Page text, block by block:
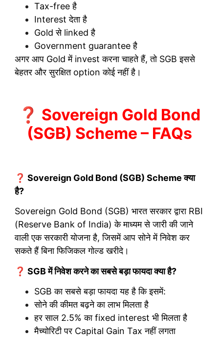
Tax-free है
Interest देता है
Gold से linked है
Government guarantee है
अगर आप Gold में invest करना चाहते हैं, तो SGB इससे
बेहतर और सुरक्षित option कोई नहीं है।
❓ Sovereign Gold Bond
(SGB) Scheme – FAQs
❓ Sovereign Gold Bond (SGB) Scheme क्या
है?
Sovereign Gold Bond (SGB) भारत सरकार द्वारा RBI
(Reserve Bank of India) के माध्यम से जारी की जाने
वाली एक सरकारी योजना है, जिसमें आप सोने में निवेश कर
सकते हैं बिना फिजिकल गोल्ड खरीदे।
❓ SGB में निवेश करने का सबसे बड़ा फायदा क्या है?
SGB का सबसे बड़ा फायदा यह है कि इसमें:
सोने की कीमत बढ़ने का लाभ मिलता है
हर साल 2.5% का fixed interest भी मिलता है
मैच्योरिटी पर Capital Gain Tax नहीं लगता